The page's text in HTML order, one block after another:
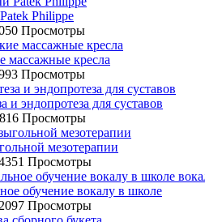
Philippe
Просмотры
массажные кресла
Просмотры
и эндопротеза для суставов
Просмотры
мезотерапии
Просмотры
обучение вокалу в школе
Просмотры